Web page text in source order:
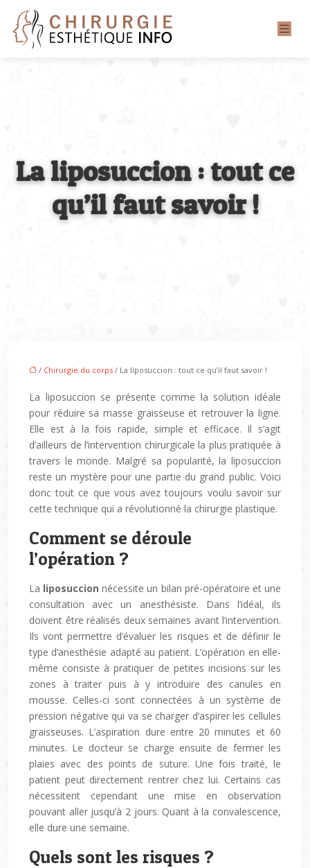
La liposuccion : tout ce
qu’il faut savoir !
/ Chirurgie du corps / La liposuccion : tout ce qu’il faut savoir !
La liposuccion se présente comme la solution idéale
pour réduire sa masse graisseuse et retrouver la ligne.
Elle est à la fois rapide, simple et efficace. Il s’agit
d’ailleurs de l’intervention chirurgicale la plus pratiquée à
travers le monde. Malgré sa popularité, la liposuccion
reste un mystère pour une partie du grand public. Voici
donc tout ce que vous avez toujours voulu savoir sur
cette technique qui a révolutionné la chirurgie plastique.
Comment se déroule
l’opération ?
La liposuccion nécessite un bilan pré-opératoire et une
consultation avec un anesthésiste. Dans l’idéal, ils
doivent être réalisés deux semaines avant l’intervention.
Ils vont permettre d’évaluer les risques et de définir le
type d’anesthésie adapté au patient. L’opération en elle-
même consiste à pratiquer de petites incisions sur les
zones à traiter puis à y introduire des canules en
mousse. Celles-ci sont connectées à un système de
pression négative qui va se charger d’aspirer les cellules
graisseuses. L’aspiration dure entre 20 minutes et 60
minutes. Le docteur se charge ensuite de fermer les
plaies avec des points de suture. Une fois traité, le
patient peut directement rentrer chez lui. Certains cas
nécessitent cependant une mise en observation
pouvant aller jusqu’à 2 jours. Quant à la convalescence,
elle dure une semaine.
Quels sont les risques ?